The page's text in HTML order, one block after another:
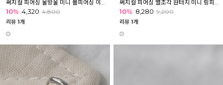
10% 4,320 4,800
리뷰 1개
10% 8,280 9,200
리뷰 1개